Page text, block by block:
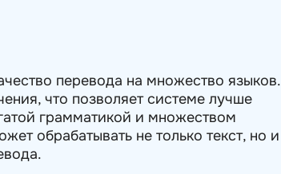
перевода на множество языков.
что позволяет системе лучше
грамматикой и множеством
обрабатывать не только текст, но и